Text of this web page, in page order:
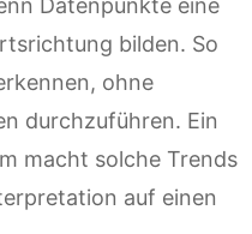
Datenpunkte eine
bilden. So
ohne
durchzuführen. Ein
macht solche Trends
auf einen